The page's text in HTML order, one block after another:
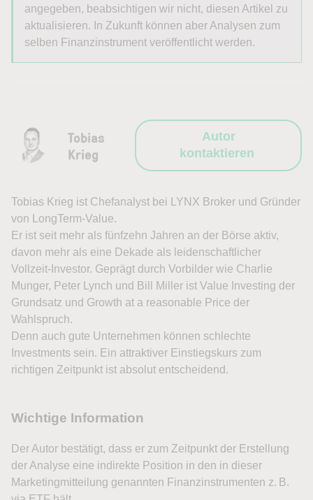
angegeben, beabsichtigen wir nicht, diesen Artikel zu
aktualisieren. In Zukunft können aber Analysen zum
selben Finanzinstrument veröffentlicht werden.
Tobias
Krieg
Autor
kontaktieren
Tobias Krieg ist Chefanalyst bei LYNX Broker und Gründer
von LongTerm-Value.
Er ist seit mehr als fünfzehn Jahren an der Börse aktiv,
davon mehr als eine Dekade als leidenschaftlicher
Vollzeit-Investor. Geprägt durch Vorbilder wie Charlie
Munger, Peter Lynch und Bill Miller ist Value Investing der
Grundsatz und Growth at a reasonable Price der
Wahlspruch.
Denn auch gute Unternehmen können schlechte
Investments sein. Ein attraktiver Einstiegskurs zum
richtigen Zeitpunkt ist absolut entscheidend.